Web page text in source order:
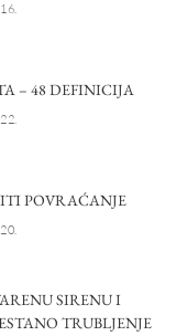
– 48 DEFINICIJA
POVRAĆANJE
SIRENU I
TRUBLJENJE